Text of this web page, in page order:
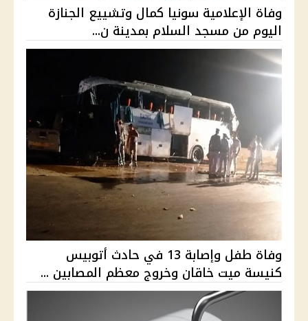
وفاة الإعلامية سونيا كمال وتشييع الجنازة
اليوم من مسجد السلام بمدينة ن...
وفاة طفل وإصابة 13 في حادث أتوبيس
كنيسة ميت خاقان وخروج معظم المصابين ...